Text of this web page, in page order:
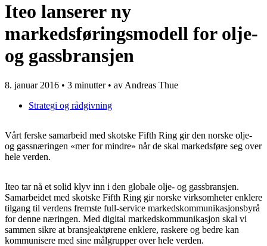
Iteo lanserer ny
markedsføringsmodell for olje-
og gassbransjen
8. januar 2016 • 3 minutter• av Andreas Thue
Strategi og rådgivning
Vårt ferske samarbeid med skotske Fifth Ring gir den norske olje-
og gassnæringen «mer for mindre» når de skal markedsføre seg over
hele verden.
Iteo tar nå et solid klyv inn i den globale olje- og gassbransjen.
Samarbeidet med skotske Fifth Ring gir norske virksomheter enklere
tilgang til verdens fremste full-service markedskommunikasjonsbyrå
for denne næringen. Med digital markedskommunikasjon skal vi
sammen sikre at bransjeaktørene enklere, raskere og bedre kan
kommunisere med sine målgrupper over hele verden.